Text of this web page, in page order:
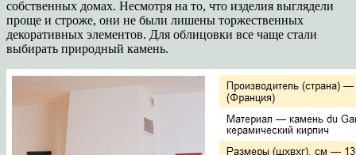
собственных домах. Несмотря на то, что изделия выглядели
проще и строже, они не были лишены торжественных
декоративных элементов. Для облицовки все чаще стали
выбирать природный камень.